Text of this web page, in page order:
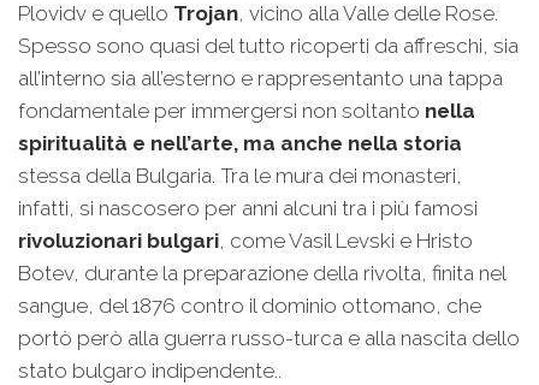
Plovidv e quello Trojan, vicino alla Valle delle Rose.
Spesso sono quasi del tutto ricoperti da affreschi, sia
all’interno sia all’esterno e rappresentanto una tappa
fondamentale per immergersi non soltanto nella
spiritualità e nell’arte, ma anche nella storia
stessa della Bulgaria. Tra le mura dei monasteri,
infatti, si nascosero per anni alcuni tra i più famosi
rivoluzionari bulgari, come Vasil Levski e Hristo
Botev, durante la preparazione della rivolta, finita nel
sangue, del 1876 contro il dominio ottomano, che
portò però alla guerra russo-turca e alla nascita dello
stato bulgaro indipendente..